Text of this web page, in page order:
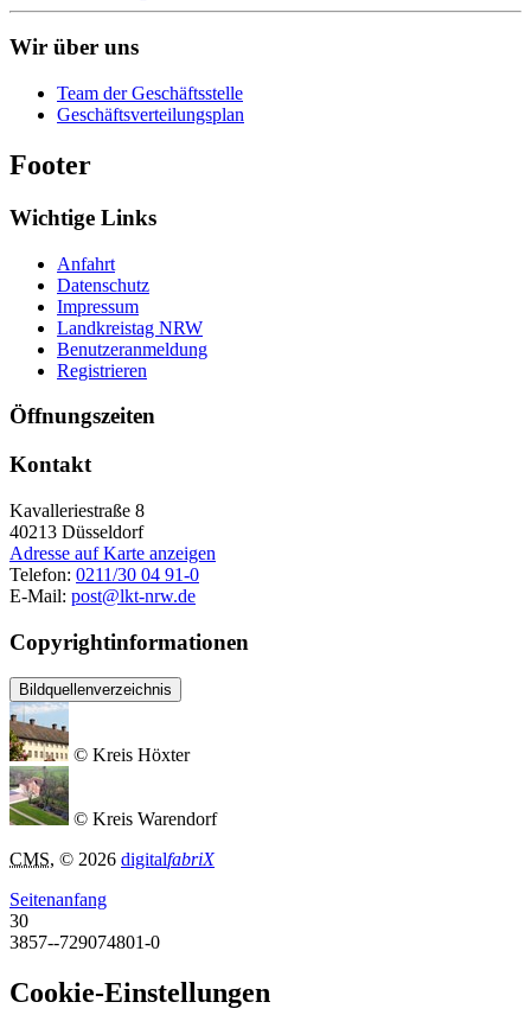
Wir über uns
Team der Geschäftsstelle
Geschäftsverteilungsplan
Footer
Wichtige Links
Anfahrt
Datenschutz
Impressum
Landkreistag NRW
Benutzeranmeldung
Registrieren
Öffnungszeiten
Kontakt
Kavalleriestraße 8
40213 Düsseldorf
Adresse auf Karte anzeigen
Telefon: 0211/30 04 91-0
E-Mail: post@lkt-nrw.de
Copyrightinformationen
Bildquellenverzeichnis
© Kreis Höxter
© Kreis Warendorf
CMS, © 2026 digitalfabriX
Seitenanfang
30
3857--729074801-0
Cookie-Einstellungen